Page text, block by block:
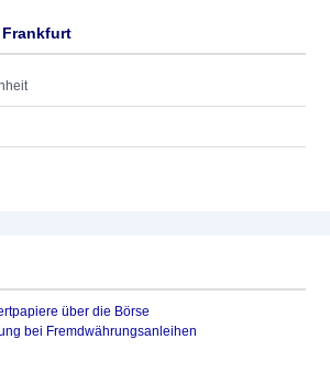
Frankfurt
über die Börse
bei Fremdwährungsanleihen